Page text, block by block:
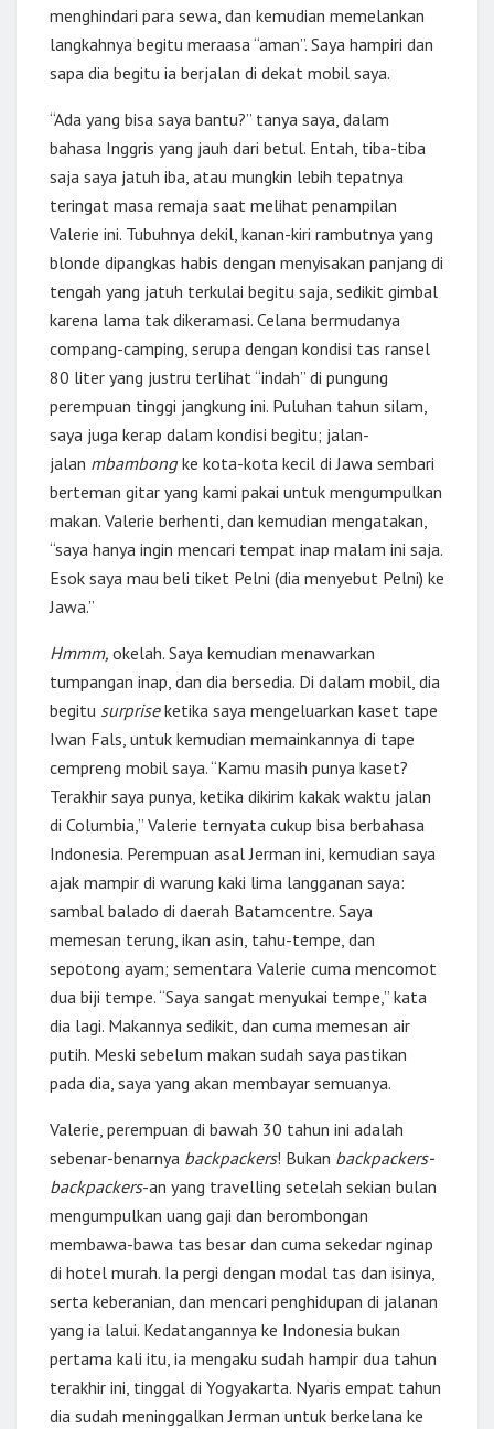
menghindari para sewa, dan kemudian memelankan
langkahnya begitu meraasa “aman”. Saya hampiri dan
sapa dia begitu ia berjalan di dekat mobil saya.
“Ada yang bisa saya bantu?” tanya saya, dalam
bahasa Inggris yang jauh dari betul. Entah, tiba-tiba
saja saya jatuh iba, atau mungkin lebih tepatnya
teringat masa remaja saat melihat penampilan
Valerie ini. Tubuhnya dekil, kanan-kiri rambutnya yang
blonde dipangkas habis dengan menyisakan panjang di
tengah yang jatuh terkulai begitu saja, sedikit gimbal
karena lama tak dikeramasi. Celana bermudanya
compang-camping, serupa dengan kondisi tas ransel
80 liter yang justru terlihat “indah” di pungung
perempuan tinggi jangkung ini. Puluhan tahun silam,
saya juga kerap dalam kondisi begitu; jalan-
jalan mbambongke kota-kota kecil di Jawa sembari
berteman gitar yang kami pakai untuk mengumpulkan
makan. Valerie berhenti, dan kemudian mengatakan,
“saya hanya ingin mencari tempat inap malam ini saja.
Esok saya mau beli tiket Pelni (dia menyebut Pelni) ke
Jawa.”
Hmmm, okelah. Saya kemudian menawarkan
tumpangan inap, dan dia bersedia. Di dalam mobil, dia
begitu surpriseketika saya mengeluarkan kaset tape
Iwan Fals, untuk kemudian memainkannya di tape
cempreng mobil saya. “Kamu masih punya kaset?
Terakhir saya punya, ketika dikirim kakak waktu jalan
di Columbia,” Valerie ternyata cukup bisa berbahasa
Indonesia. Perempuan asal Jerman ini, kemudian saya
ajak mampir di warung kaki lima langganan saya:
sambal balado di daerah Batamcentre. Saya
memesan terung, ikan asin, tahu-tempe, dan
sepotong ayam; sementara Valerie cuma mencomot
dua biji tempe. “Saya sangat menyukai tempe,” kata
dia lagi. Makannya sedikit, dan cuma memesan air
putih. Meski sebelum makan sudah saya pastikan
pada dia, saya yang akan membayar semuanya.
Valerie, perempuan di bawah 30 tahun ini adalah
sebenar-benarnya backpackers! Bukan backpackers-
backpackers-an yang travelling setelah sekian bulan
mengumpulkan uang gaji dan berombongan
membawa-bawa tas besar dan cuma sekedar nginap
di hotel murah. Ia pergi dengan modal tas dan isinya,
serta keberanian, dan mencari penghidupan di jalanan
yang ia lalui. Kedatangannya ke Indonesia bukan
pertama kali itu, ia mengaku sudah hampir dua tahun
terakhir ini, tinggal di Yogyakarta. Nyaris empat tahun
dia sudah meninggalkan Jerman untuk berkelana ke